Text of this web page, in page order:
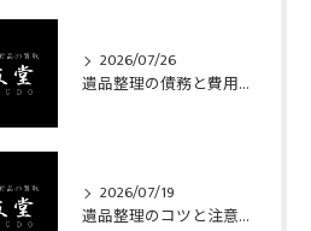
2026/07/26
遺品整理の債務と費用負担を巡る相続人の心得とトラブル防止策
2026/07/19
遺品整理のコツと注意点を狭山市やさいたま市北区で安心実践する方法